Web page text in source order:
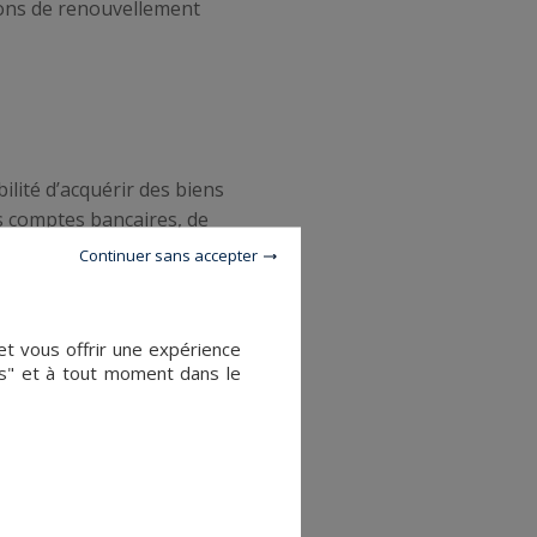
de renouvellement
d’acquérir des biens
comptes bancaires, de
la construction
vous offrir une expérience
et à tout moment dans le
Continuer sans accepter